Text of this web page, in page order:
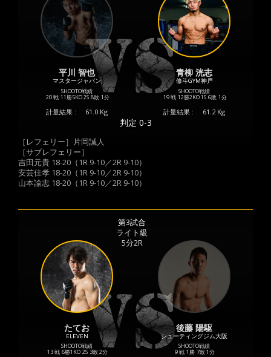
平川 智也
マスタージャパン
SHOOTO戦績
20 戦 11勝5KO 2S 8敗 1分
計量結果 : 61.0 Kg
青柳 洸志
修斗GYM神戸
SHOOTO戦績
19 戦 12勝2KO 1S 6敗 1分
計量結果 : 61.2 Kg
判定 0-3
［レフェリー］片岡誠人
［サブレフェリー］
吉田元貴 18-20（1R 9-10／2R 9-10）
安芸佳孝 18-20（1R 9-10／2R 9-10）
山本諭志 18-20（1R 9-10／2R 9-10）
第3試合
ライト級
5分2R
たてお
ELEVEN
SHOOTO戦績
13 戦 6勝1KO 2S 3敗 2分
後藤 陽駆
シューティングジム大阪
SHOOTO戦績
9 戦 1勝 7敗 1分